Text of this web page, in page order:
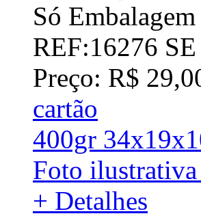
Só Embalagem
REF:16276 SE
Preço: R$
cartão
400gr
Foto ilustrativa
+ Detalhes